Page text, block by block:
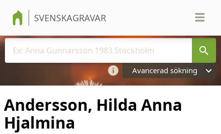
SVENSKAGRAVAR
Avancerad sökning
Andersson, Hilda Anna
Hjalmina